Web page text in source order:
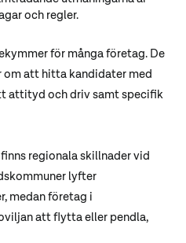
och regler.
för många företag. De
om att hitta kandidater med
attityd och driv samt specifik
regionala skillnader vid
lyfter
medan företag i
att flytta eller pendla,